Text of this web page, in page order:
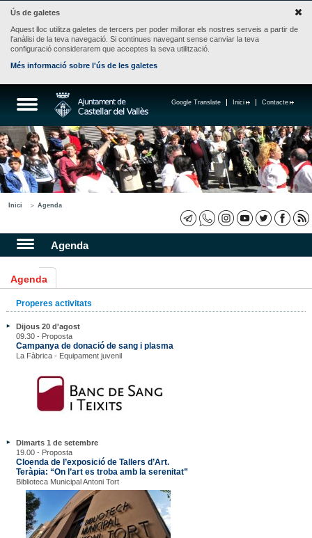
Ús de galetes
Aquest lloc utilitza galetes de tercers per poder millorar els nostres serveis a partir de
l'anàlisi de la teva navegació. Si continues navegant sense canviar la teva
configuració considerarem que acceptes la seva utilització.
Més informació sobre l'ús de les galetes
Contacte
Inici
Google Translate
Inici Agenda
Agenda
Agenda
Properes activitats
Dijous 20 d'agost
09.30 - Proposta
Campanya de donació de sang i plasma
La Fàbrica - Equipament juvenil
Dimarts 1 de setembre
19.00 - Proposta
Cloenda de l’exposició de Tallers d’Art.
Teràpia: “On l’art es troba amb la serenitat”
Biblioteca Municipal Antoni Tort